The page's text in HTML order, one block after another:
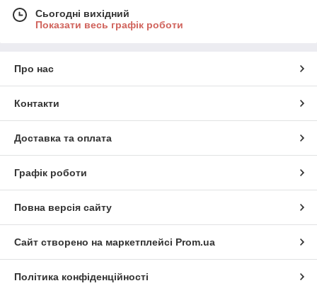
Сьогодні вихідний
Показати весь графік роботи
Про нас
Контакти
Доставка та оплата
Графік роботи
Повна версія сайту
Сайт створено на маркетплейсі Prom.ua
Політика конфіденційності